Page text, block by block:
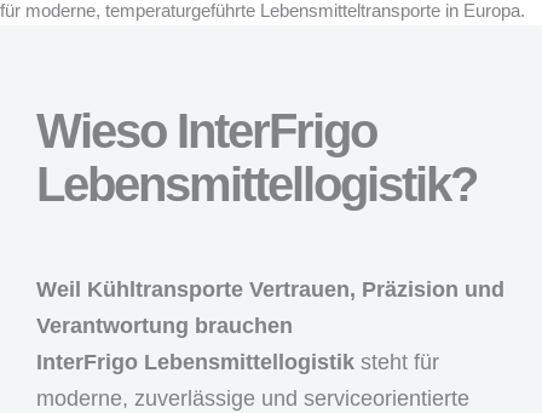
für moderne, temperaturgeführte Lebensmitteltransporte in Europa.
Wieso InterFrigo
Lebensmittellogistik?
Weil Kühltransporte Vertrauen, Präzision und
Verantwortung brauchen
InterFrigo Lebensmittellogistik steht für
moderne, zuverlässige und serviceorientierte